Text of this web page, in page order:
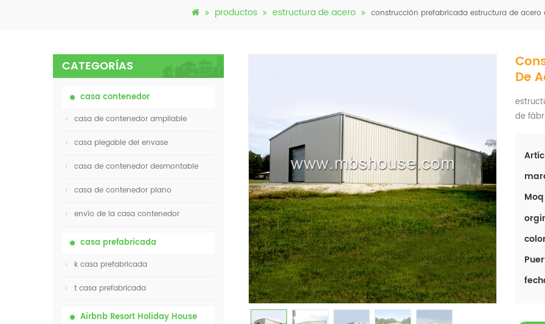
productos estructura de acero construcción prefabricada estructura de acero
CATEGORÍAS
casa contenedor
casa de contenedor ampliable
casa plegable del envase
casa de contenedor desmontable
casa de contenedor plano
envío de la casa contenedor
casa prefabricada
k casa prefabricada
t casa prefabricada
Airbnb Resort Holiday House
De
de